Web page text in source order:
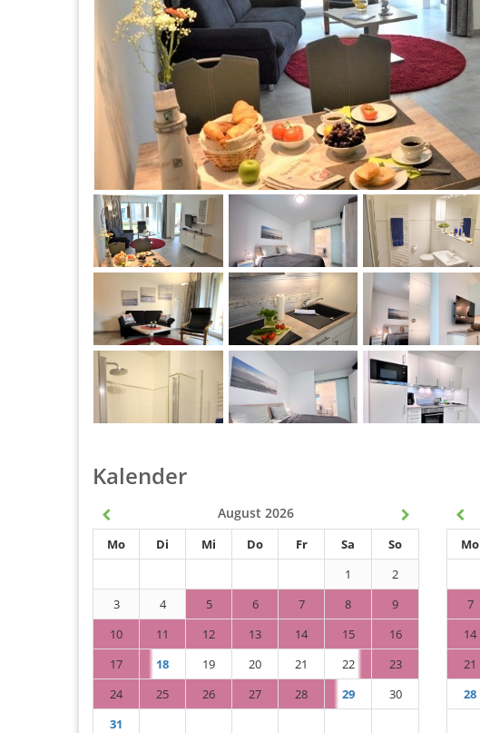
Kalender
August 2026
Mo Di Mi Do Fr Sa
So
1
2
3
4 5 6 7 8
9
10
11 12 13 14 15
16
17
18 19 20 21 22
23
24
25 26 27 28 29
30
31
Mo
7
14
21
28